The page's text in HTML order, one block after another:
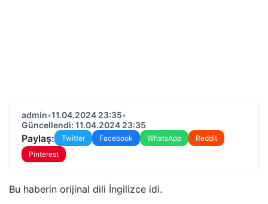
admin•11.04.2024 23:35•
Güncellendi: 11.04.2024 23:35
Paylaş: Twitter Facebook WhatsApp
Reddit
Pinterest
Bu haberin orijinal dili İngilizce idi.